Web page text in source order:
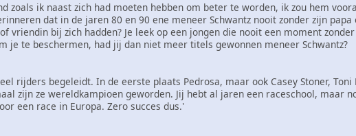
zoals ik naast zich had moeten hebben om beter te worden, ik zou hem
dat in de jaren 80 en 90 ene meneer Schwantz nooit zonder zijn
vriendin bij zich hadden? Je leek op een jongen die nooit een moment
je te beschermen, had jij dan niet meer titels gewonnen meneer Schwantz?
rijders begeleidt. In de eerste plaats Pedrosa, maar ook Casey Stoner, Toni
zijn ze wereldkampioen geworden. Jij hebt al jaren een raceschool, maar
een race in Europa. Zero succes dus.'